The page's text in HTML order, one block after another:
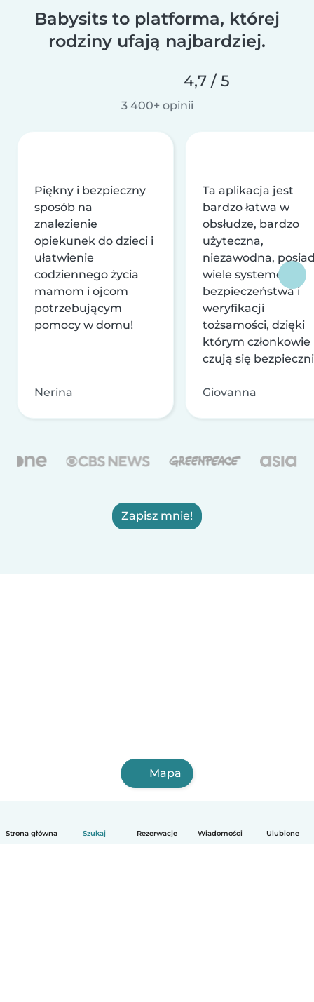
Strona główna Szukaj Rezerwacje Wiadomości Ulubione
Babysits to platforma, której
rodziny ufają najbardziej.
4,7 / 5
3 400+ opinii
Piękny i bezpieczny
sposób na
znalezienie
opiekunek do dzieci i
ułatwienie
codziennego życia
mamom i ojcom
potrzebującym
pomocy w domu!
Nerina
Ta aplikacja jest
bardzo łatwa w
obsłudze, bardzo
użyteczna,
niezawodna,
wiele systemów
bezpieczeństwa i
weryfikacji
tożsamości, dzięki
którym członkowie
czują się
Giovanna
Zapisz mnie!
Mapa